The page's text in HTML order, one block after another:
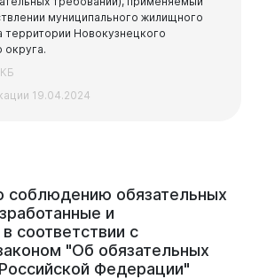
муниципального жилищного
территории Новокузнецкого
округа.
19.04.2024
соблюдению обязательных
и
в соответствии с
"Об обязательных
Российской Федерации"